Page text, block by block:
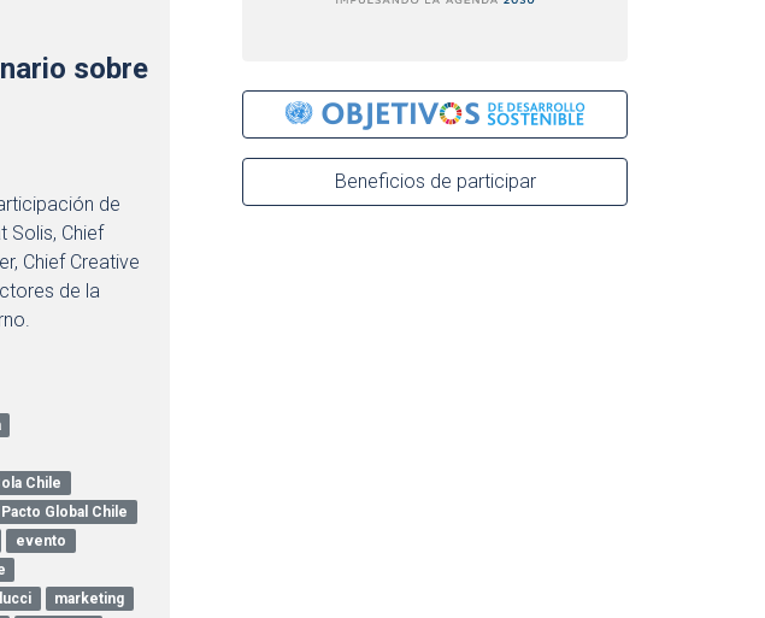
sobre
de
Solis, Chief
Chief Creative
de la
Chile
Global Chile
evento
marketing
Beneficios de participar